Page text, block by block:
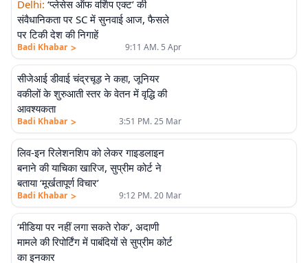
Delhi: ‘प्लेसेस ऑफ वर्शिप एक्ट’ की
संवैधानिकता पर SC में सुनवाई आज, फैसले
पर टिकी देश की निगाहें
Badi Khabar > 9:11 AM. 5 Apr
सीजेआई डीवाई चंद्रचूड़ ने कहा, जूनियर
वकीलों के शुरुआती स्तर के वेतन में वृद्धि की
आवश्यकता
Badi Khabar > 3:51 PM. 25 Mar
लिव-इन रिलेशनशिप को लेकर गाइडलाइन
बनाने की याचिका खारिज, सुप्रीम कोर्ट ने
बताया ‘मूर्खतापूर्ण विचार’
Badi Khabar > 9:12 PM. 20 Mar
‘मीडिया पर नहीं लगा सकते रोक’, अदाणी
मामले की रिपोर्टिंग में पाबंदियों से सुप्रीम कोर्ट
का इनकार